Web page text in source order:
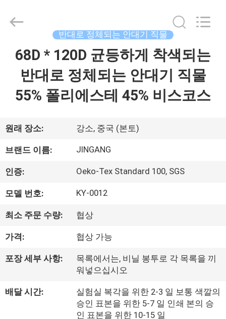
우
리
에
여
장
Suzhou
Jingang
Reserved.
반대로 정체되는 안대기 직물
68D * 120D 균등하게 착색되는
반대로 정체되는 안대기 직물
55% 폴리에스테 45% 비스코스
원래 장소: 강소, 중국 (본토)
브랜드 이름: JINGANG
인증: Oeko-Tex Standard 100, SGS
모델 번호: KY-0012
최소 주문 수량: 협상
가격: 협상 가능
포장 세부 사항:
목록에서는, 비닐 봉투로 각 목록을 끼
워넣으십시오
배달 시간:
실험실 복각을 위한 2-3 일 보통 색깔의
승인 표본을 위한 5-7 일 인쇄 본의 승
인 표본을 위한 10-15 일